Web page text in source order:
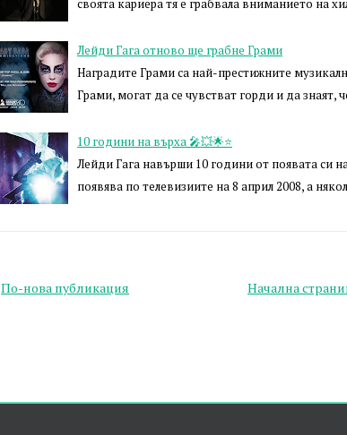
своята кариера тя е грабвала вниманието на
Лейди Гага отново ще грабне Грами
Наградите Грами са най-престижните
Грами, могат да се чувстват горди и да знаят,
10 години на върха 🎤💥🌟⭐️
Лейди Гага навърши 10 години от появата си
появява по телевизиите на 8 април 2008, а
По-нова публикация Начална